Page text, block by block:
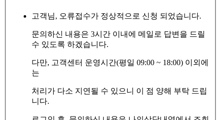
고객님, 오류접수가 정상적으로 신청 되었습니다.
문의하신 내용은 3시간 이내에 메일로 답변을 드릴
수 있도록 하겠습니다.
다만, 고객센터 운영시간(평일 09:00 ~ 18:00) 이외에
는
처리가 다소 지연될 수 있으니 이 점 양해 부탁 드립
니다.